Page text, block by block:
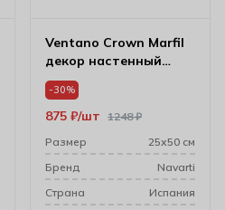
Ventano Crown Marfil
декор настенный
25*50
-30%
1248₽
875 ₽ шт
Размер
25х50 см
Бренд
Navarti
Cтрана
Испания